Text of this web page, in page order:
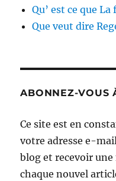
Qu’ est ce que La
Que veut dire
ABONNEZ-VOUS
Ce site est en
votre adresse e-
blog et recevoir
chaque nouvel